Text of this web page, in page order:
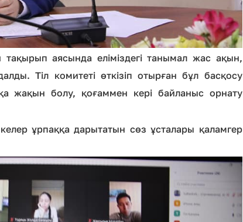
тақырып аясында еліміздегі танымал жас ақын,
Тіл комитеті өткізіп отырған бұл басқосу
жақын болу, қоғаммен кері байланыс орнату
келер ұрпаққа дарытатын сөз ұсталары қаламгер